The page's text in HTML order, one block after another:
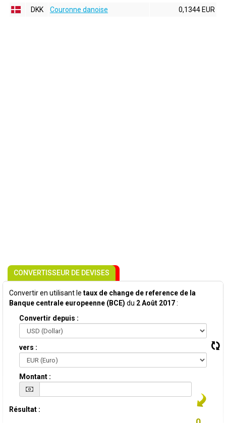
DKK
Couronne danoise 0,1344 EUR
CONVERTISSEUR DE DEVISES
Convertir en utilisant le taux de change de reference de la
Banque centrale europeenne (BCE) du 2 Août 2017:
Convertir depuis :
vers :
Montant :
Résultat :